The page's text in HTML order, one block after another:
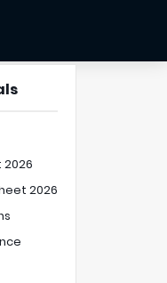
2026
2026